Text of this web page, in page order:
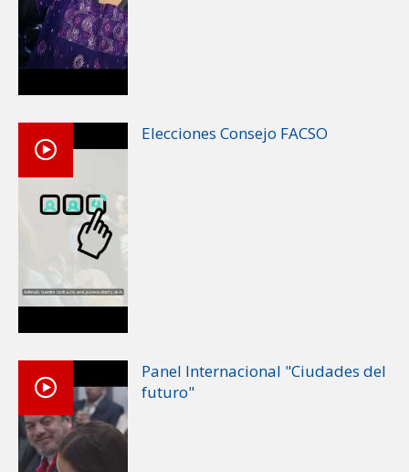
Elecciones Consejo FACSO
Panel Internacional "Ciudades del
futuro"